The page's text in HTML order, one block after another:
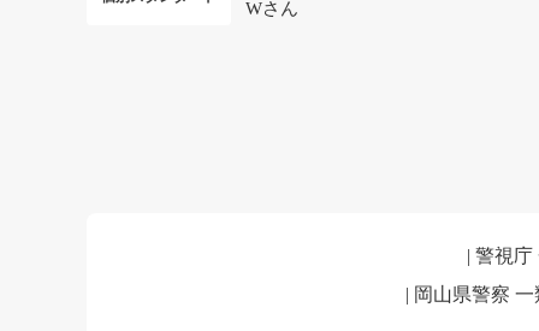
Wさん
| 警視庁
| 岡山県警察